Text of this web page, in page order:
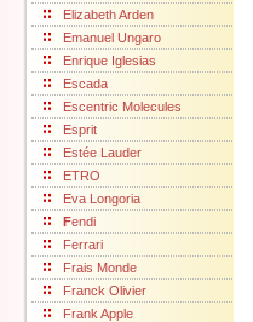
Elizabeth Arden
Emanuel Ungaro
Enrique Iglesias
Escada
Escentric Molecules
Esprit
Estée Lauder
ETRO
Eva Longoria
Fendi
Ferrari
Frais Monde
Franck Olivier
Frank Apple